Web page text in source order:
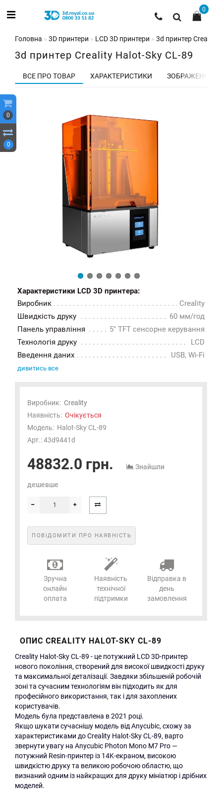
0
0
0
Головна 3D принтери LCD 3D принтери 3d принтер Creality
3d принтер Creality Halot-Sky CL-89
ВСЕ ПРО ТОВАР ХАРАКТЕРИСТИКИ ЗОБРАЖЕННЯ
Характеристики LCD 3D принтера:
Виробник
Creality
Швидкість друку
60 мм/год
Панель управління
5" TFT сенсорне керування
Технологія друку
LCD
Введення даних
USB, Wi-Fi
дивитись все
Виробник: Creality
Наявність: Очікується
Модель: Halot-Sky CL-89
Арт.: 43d9441d
48832.0 грн. Знайшли
дешевше
ПОВІДОМИТИ ПРО НАЯВНІСТЬ
Зручна
онлайн
оплата
Наявність
технічної
підтримки
Відправка в
день
замовлення
ОПИС CREALITY HALOT-SKY CL-89
Creality Halot-Sky CL-89 - це потужний LCD 3D-принтер
нового покоління, створений для високої швидкості друку
та максимальної деталізації. Завдяки збільшеній робочій
зоні та сучасним технологіям він підходить як для
професійного використання, так і для захоплених
користувачів.
Модель була представлена в 2021 році.
Якщо шукати сучаснішу модель від Anycubic, схожу за
характеристиками до Creality Halot-Sky CL-89, варто
звернути увагу на Anycubic Photon Mono M7 Pro —
потужний Resin-принтер із 14K-екраном, високою
швидкістю друку та великою робочою областю, що
визнаний одним із найкращих для друку мініатюр і дрібних
моделей.